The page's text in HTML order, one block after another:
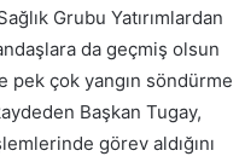
Grubu Yatırımlardan
da geçmiş olsun
pek çok yangın söndürme
Başkan Tugay,
görev aldığını